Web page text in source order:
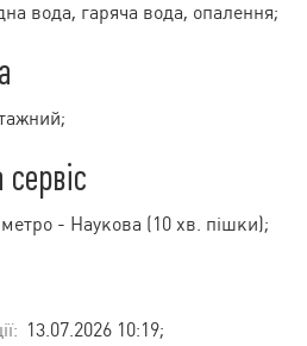
вода, гаряча вода, опалення;
метро - Наукова (10 хв. пішки);
13.07.2026 10:19;